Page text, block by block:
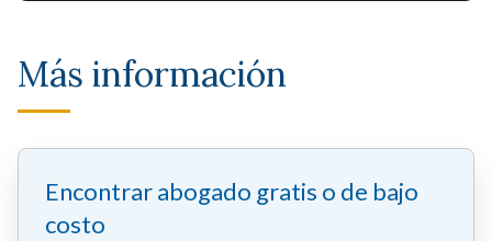
Más información
Encontrar abogado gratis o de bajo
costo